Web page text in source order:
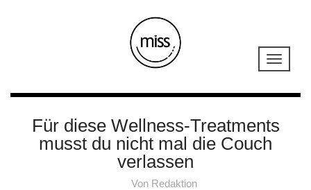
Für diese Wellness-Treatments
musst du nicht mal die Couch
verlassen
Von Redaktion